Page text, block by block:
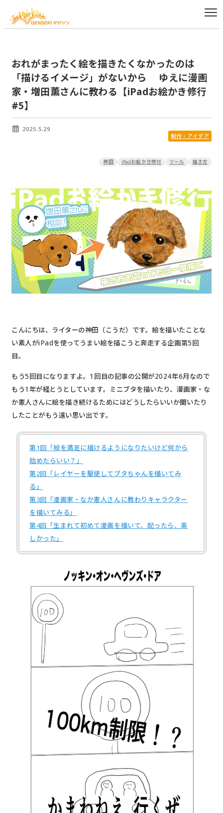
おれがまったく絵を描きたくなかったのは
「描けるイメージ」がないから ゆえに漫画
家・増田薫さんに教わる【iPadお絵かき修行
#5】
2025.5.29
制作・アイデア
神田 iPadお絵かき修行 ツール 描き方
こんにちは、ライターの神田（こうだ）です。絵を描いたことな
い素人がiPadを使ってうまい絵を描こうと奔走する企画第5回
目。
もう5回目になりますよ。1回目の記事の公開が2024年6月なので
もう1年が経とうとしています。ミニブタを描いたり、漫画家・な
か憲人さんに絵を描き続けるためにはどうしたらいいか聞いたり
したことがもう遠い思い出です。
第1回「絵を満足に描けるようになりたいけど何から
始めたらいい？」
第2回「レイヤーを駆使してブタちゃんを描いてみ
る」
第3回「漫画家・なか憲人さんに教わりキャラクター
を描いてみる」
第4回「生まれて初めて漫画を描いて、配ったら、楽
しかった」